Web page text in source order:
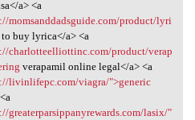
a> <a
momsanddadsguide.com/product/lyri
buy lyrica</a> <a
charlotteelliottinc.com/product/verap
verapamil online legal</a> <a
livinlifepc.com/viagra/">generic
greaterparsippanyrewards.com/lasix/"